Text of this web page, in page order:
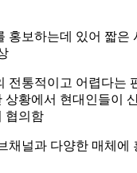
홍보하는데 있어 짧은
전통적이고 어렵다는
상황에서 현대인들이
협의함
채널과 다양한 매체에